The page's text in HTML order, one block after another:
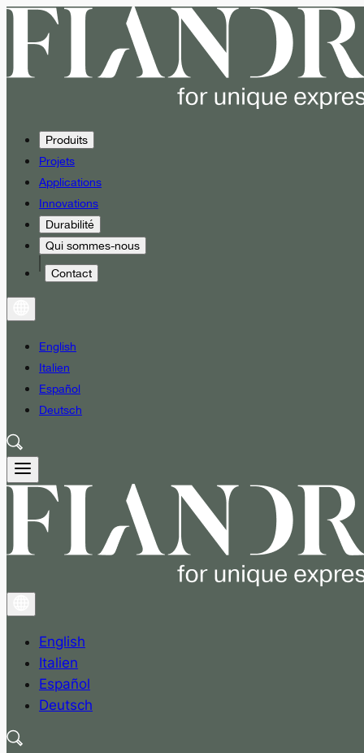
Produits
Projets
Applications
Innovations
Durabilité
Qui sommes-nous
Contact
English
Italien
Español
Deutsch
English
Italien
Español
Deutsch